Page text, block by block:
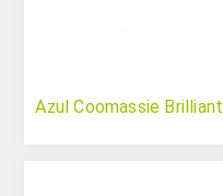
Azul Coomassie Brilliant